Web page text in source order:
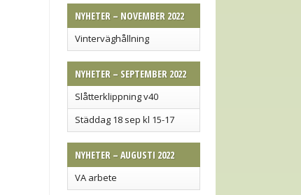
NYHETER – NOVEMBER 2022
Vinterväghållning
NYHETER – SEPTEMBER 2022
Slåtterklippning v40
Städdag 18 sep kl 15-17
NYHETER – AUGUSTI 2022
VA arbete